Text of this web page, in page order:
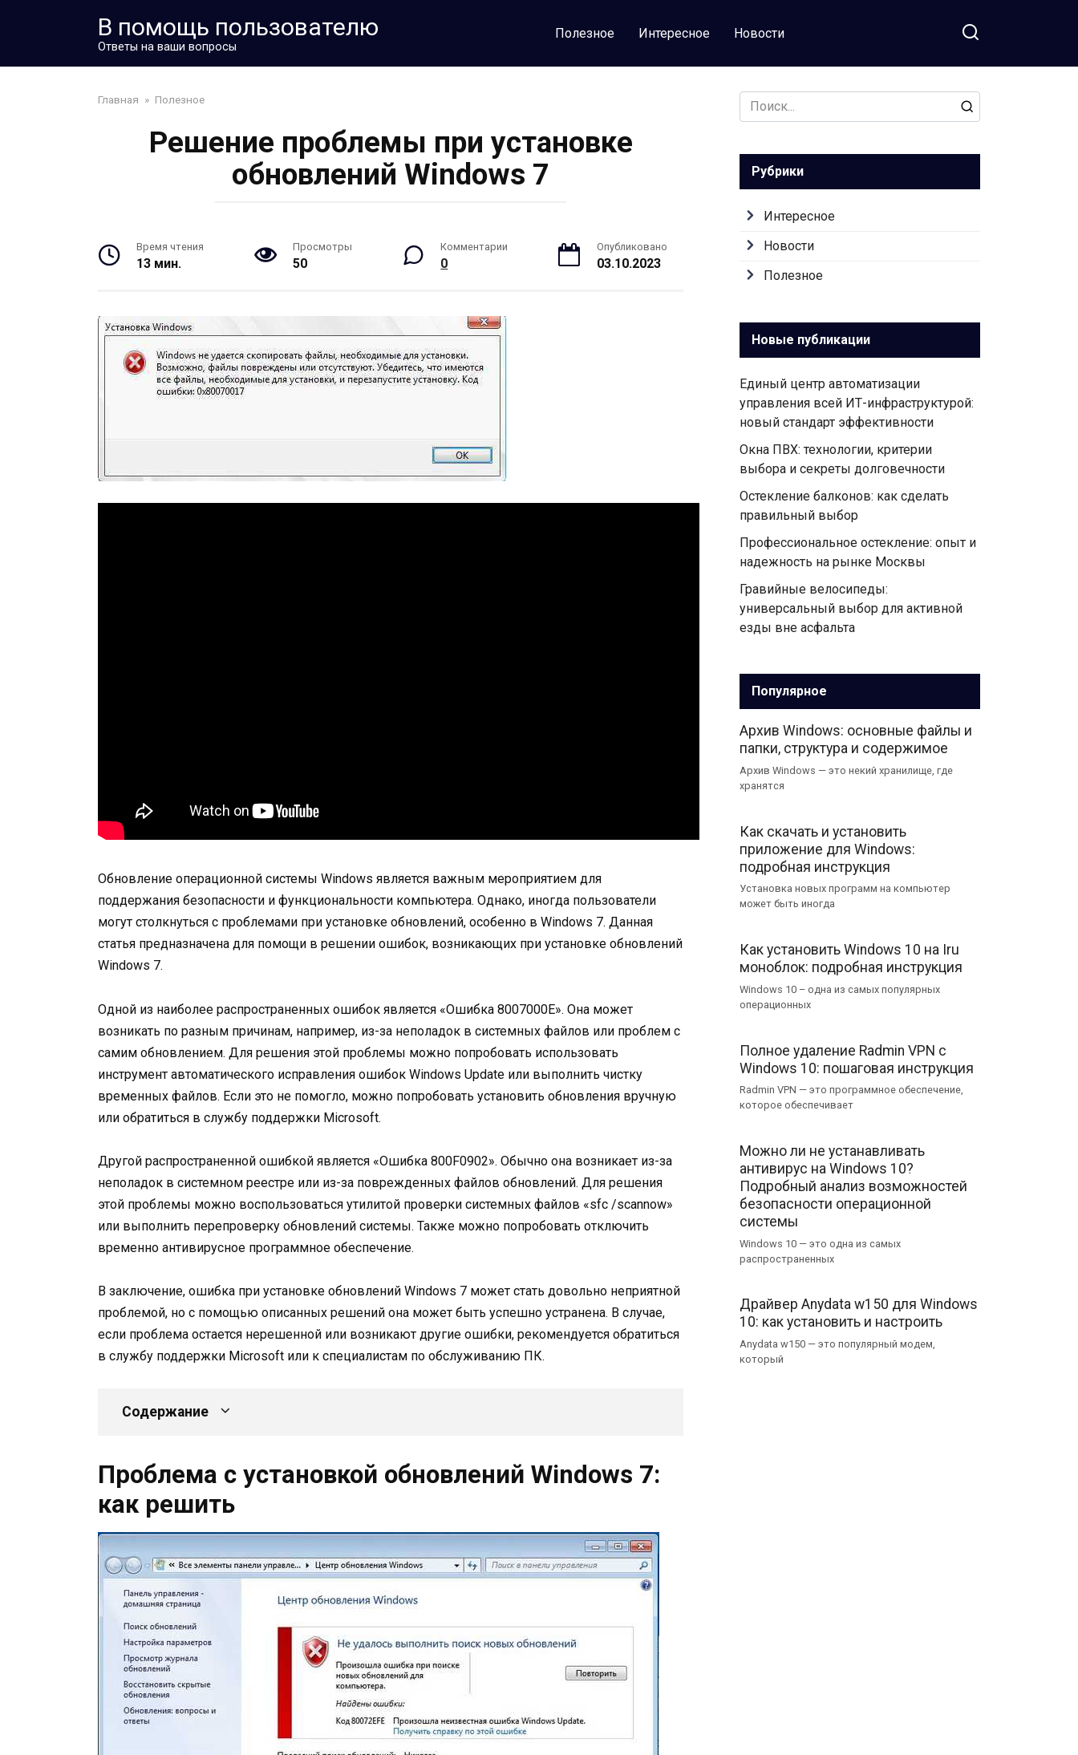
В помощь пользователю
Ответы на ваши вопросы
Полезное Интересное Новости
Главная » Полезное
Решение проблемы при установке
обновлений Windows 7
Время чтения
13 мин.
Просмотры
50
Комментарии
0
Опубликовано
03.10.2023
Обновление операционной системы Windows является важным мероприятием для
поддержания безопасности и функциональности компьютера. Однако, иногда пользователи
могут столкнуться с проблемами при установке обновлений, особенно в Windows 7. Данная
статья предназначена для помощи в решении ошибок, возникающих при установке обновлений
Windows 7.
Одной из наиболее распространенных ошибок является «Ошибка 8007000E». Она может
возникать по разным причинам, например, из-за неполадок в системных файлов или проблем с
самим обновлением. Для решения этой проблемы можно попробовать использовать
инструмент автоматического исправления ошибок Windows Update или выполнить чистку
временных файлов. Если это не помогло, можно попробовать установить обновления вручную
или обратиться в службу поддержки Microsoft.
Другой распространенной ошибкой является «Ошибка 800F0902». Обычно она возникает из-за
неполадок в системном реестре или из-за поврежденных файлов обновлений. Для решения
этой проблемы можно воспользоваться утилитой проверки системных файлов «sfc /scannow»
или выполнить перепроверку обновлений системы. Также можно попробовать отключить
временно антивирусное программное обеспечение.
В заключение, ошибка при установке обновлений Windows 7 может стать довольно неприятной
проблемой, но с помощью описанных решений она может быть успешно устранена. В случае,
если проблема остается нерешенной или возникают другие ошибки, рекомендуется обратиться
в службу поддержки Microsoft или к специалистам по обслуживанию ПК.
Содержание
Проблема с установкой обновлений Windows 7:
как решить
Search
for:
Рубрики
Интересное
Новости
Полезное
Новые публикации
Единый центр автоматизации
управления всей ИТ-инфраструктурой:
новый стандарт эффективности
Окна ПВХ: технологии, критерии
выбора и секреты долговечности
Остекление балконов: как сделать
правильный выбор
Профессиональное остекление: опыт и
надежность на рынке Москвы
Гравийные велосипеды:
универсальный выбор для активной
езды вне асфальта
Популярное
Архив Windows: основные файлы и
папки, структура и содержимое
Архив Windows — это некий хранилище, где
хранятся
Как скачать и установить
приложение для Windows:
подробная инструкция
Установка новых программ на компьютер
может быть иногда
Как установить Windows 10 на Iru
моноблок: подробная инструкция
Windows 10 – одна из самых популярных
операционных
Полное удаление Radmin VPN с
Windows 10: пошаговая инструкция
Radmin VPN — это программное обеспечение,
которое обеспечивает
Можно ли не устанавливать
антивирус на Windows 10?
Подробный анализ возможностей
безопасности операционной
системы
Windows 10 — это одна из самых
распространенных
Драйвер Anydata w150 для Windows
10: как установить и настроить
Anydata w150 — это популярный модем,
который